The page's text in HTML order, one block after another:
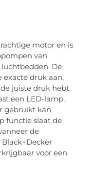
motor en is
van
De
druk aan,
juiste druk hebt.
een LED-lamp,
gebruikt kan
functie slaat de
de
voor een